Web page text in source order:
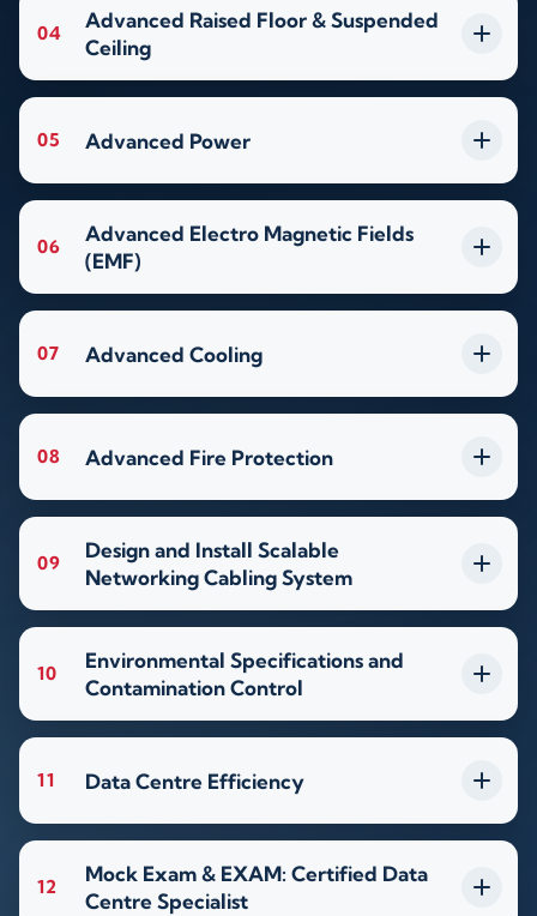
04
Advanced Raised Floor & Suspended
Ceiling
05 Advanced Power
06
Advanced Electro Magnetic Fields
(EMF)
07 Advanced Cooling
08 Advanced Fire Protection
09
Design and Install Scalable
Networking Cabling System
10
Environmental Specifications and
Contamination Control
11 Data Centre Efficiency
12
Mock Exam & EXAM: Certified Data
Centre Specialist